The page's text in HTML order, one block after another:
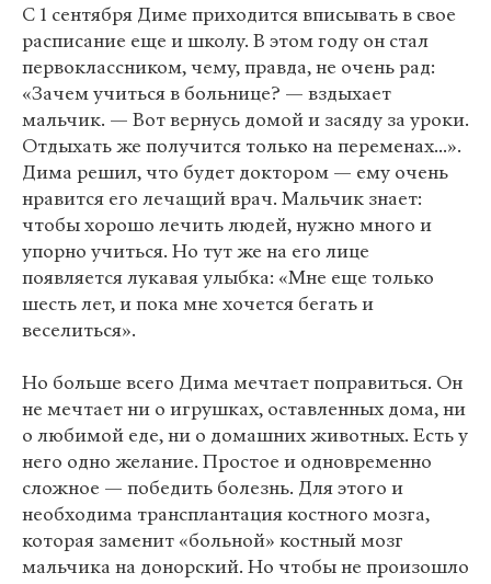
С 1 сентября Диме приходится вписывать в свое
расписание еще и школу. В этом году он стал
первоклассником, чему, правда, не очень рад:
«Зачем учиться в больнице? — вздыхает
мальчик. — Вот вернусь домой и засяду за уроки.
Отдыхать же получится только на переменах...».
Дима решил, что будет доктором — ему очень
нравится его лечащий врач. Мальчик знает:
чтобы хорошо лечить людей, нужно много и
упорно учиться. Но тут же на его лице
появляется лукавая улыбка: «Мне еще только
шесть лет, и пока мне хочется бегать и
веселиться».
Но больше всего Дима мечтает поправиться. Он
не мечтает ни о игрушках, оставленных дома, ни
о любимой еде, ни о домашних животных. Есть у
него одно желание. Простое и одновременно
сложное — победить болезнь. Для этого и
необходима трансплантация костного мозга,
которая заменит «больной» костный мозг
мальчика на донорский. Но чтобы не произошло